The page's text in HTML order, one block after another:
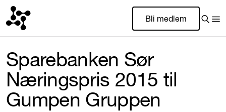
Bli medlem
Sparebanken Sør
Næringspris 2015 til
Gumpen Gruppen